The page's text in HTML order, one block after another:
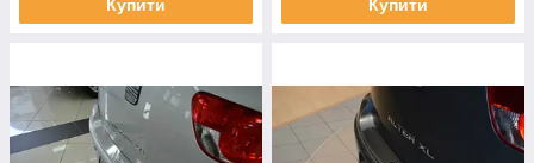
Купити Купити